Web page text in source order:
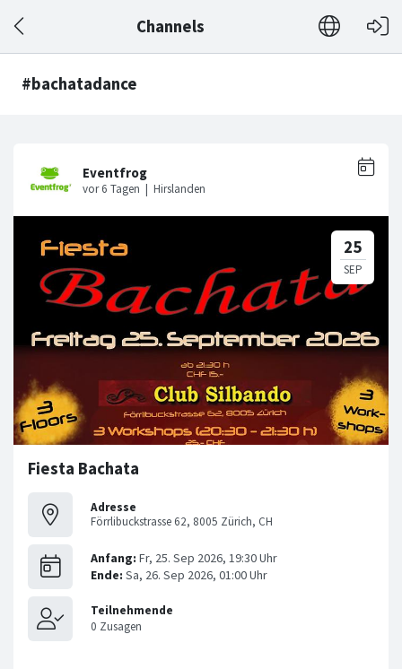
Channels
#bachatadance
Fiesta Bachata
Adresse
Förrlibuckstrasse 62, 8005 Zürich, CH